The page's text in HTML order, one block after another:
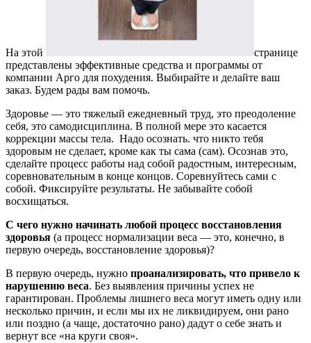
На этой
странице
представлены эффективные средства и программы от
компании Арго для похудения. Выбирайте и делайте ваш
заказ. Будем рады вам помочь.
Здоровье — это тяжелый ежедневный труд, это преодоление
себя, это самодисциплина. В полной мере это касается
коррекции массы тела. Надо осознать. что никто тебя
здоровым не сделает, кроме как ты сама (сам). Осознав это,
сделайте процесс работы над собой радостным, интересным,
соревновательным в конце концов. Соревнуйтесь сами с
собой. Фиксируйте результаты. Не забывайте собой
восхищаться.
С чего нужно начинать любой процесс восстановления
здоровья (а процесс нормализации веса — это, конечно, в
первую очередь, восстановление здоровья)?
В первую очередь, нужно проанализировать, что привело к
нарушению веса. Без выявления причины успех не
гарантирован. Проблемы лишнего веса могут иметь одну или
несколько причин, и если мы их не ликвидируем, они рано
или поздно (а чаще, достаточно рано) дадут о себе знать и
вернут все «на круги своя».